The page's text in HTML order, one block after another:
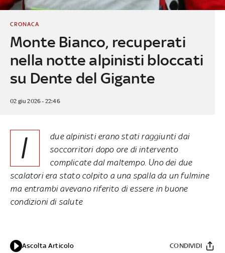
Monte Bianco, recuperati
nella notte alpinisti bloccati
su Dente del Gigante
CRONACA
02 giu 2026 - 22:46
I
due alpinisti erano stati raggiunti dai
soccorritori dopo ore di intervento
complicate dal maltempo. Uno dei due
scalatori era stato colpito a una spalla da un fulmine
ma entrambi avevano riferito di essere in buone
condizioni di salute
Ascolta Articolo
CONDIVIDI